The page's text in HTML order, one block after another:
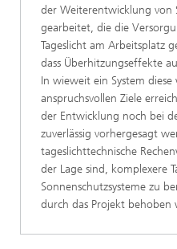
der Weiterentwicklung von
gearbeitet, die die
Tageslicht am Arbeitsplatz
dass Überhitzungseffekte
In wieweit ein System
anspruchsvollen Ziele
der Entwicklung noch bei
zuverlässig vorhergesagt
tageslichttechnische
der Lage sind, komplexere
Sonnenschutzsysteme zu
durch das Projekt behoben